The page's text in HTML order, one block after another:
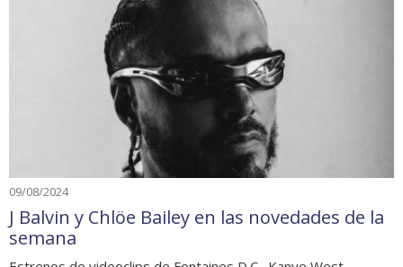
09/08/2024
J Balvin y Chlöe Bailey en las novedades de la
semana